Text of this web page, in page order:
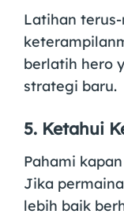
Latihan
berlatih hero
strategi baru.
5. Ketahui
Pahami
Jika
lebih baik